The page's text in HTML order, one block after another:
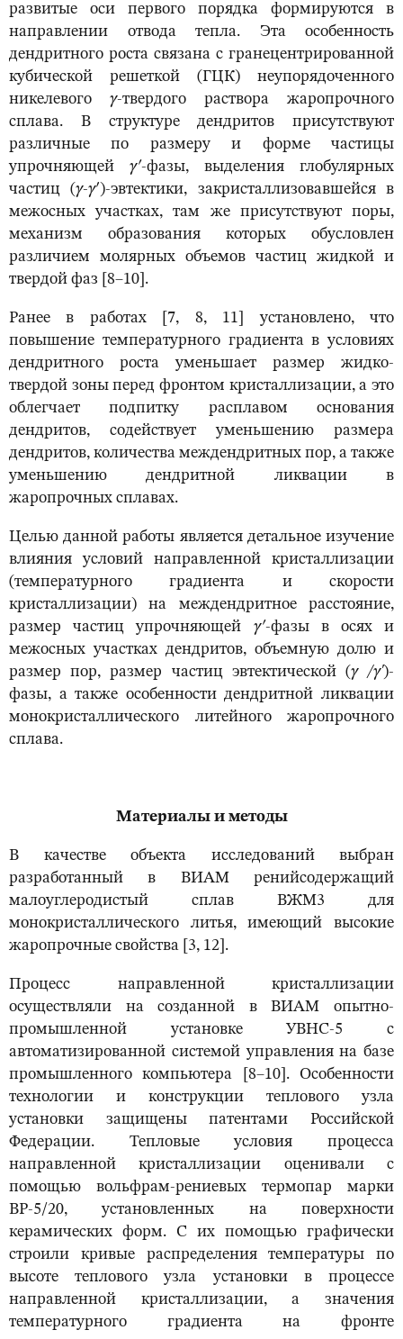
развитые оси первого порядка формируются в
направлении отвода тепла. Эта особенность
дендритного роста связана с гранецентрированной
кубической решеткой (ГЦК) неупорядоченного
никелевого γ-твердого раствора жаропрочного
сплава. В структуре дендритов присутствуют
различные по размеру и форме частицы
упрочняющей γ′-фазы, выделения глобулярных
частиц (γ-γ′)-эвтектики, закристаллизовавшейся в
межосных участках, там же присутствуют поры,
механизм образования которых обусловлен
различием молярных объемов частиц жидкой и
твердой фаз [8–10].
Ранее в работах [7, 8, 11] установлено, что
повышение температурного градиента в условиях
дендритного роста уменьшает размер жидко-
твердой зоны перед фронтом кристаллизации, а это
облегчает подпитку расплавом основания
дендритов, содействует уменьшению размера
дендритов, количества междендритных пор, а также
уменьшению дендритной ликвации в
жаропрочных сплавах.
Целью данной работы является детальное изучение
влияния условий направленной кристаллизации
(температурного градиента и скорости
кристаллизации) на междендритное расстояние,
размер частиц упрочняющей γ′-фазы в осях и
межосных участках дендритов, объемную долю и
размер пор, размер частиц эвтектической (γ /γ')-
фазы, а также особенности дендритной ликвации
монокристаллического литейного жаропрочного
сплава.
Материалы и методы
В качестве объекта исследований выбран
разработанный в ВИАМ ренийсодержащий
малоуглеродистый сплав ВЖМ3 для
монокристаллического литья, имеющий высокие
жаропрочные свойства [3, 12].
Процесс направленной кристаллизации
осуществляли на созданной в ВИАМ опытно-
промышленной установке УВНС-5 с
автоматизированной системой управления на базе
промышленного компьютера [8–10]. Особенности
технологии и конструкции теплового узла
установки защищены патентами Российской
Федерации. Тепловые условия процесса
направленной кристаллизации оценивали с
помощью вольфрам-рениевых термопар марки
ВР-5/20, установленных на поверхности
керамических форм. С их помощью графически
строили кривые распределения температуры по
высоте теплового узла установки в процессе
направленной кристаллизации, а значения
температурного градиента на фронте